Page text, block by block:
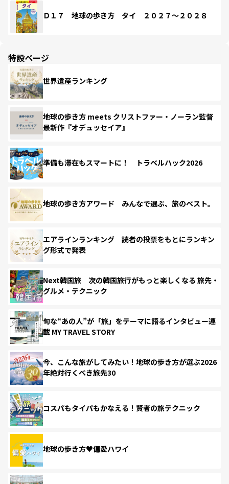
Ｄ１７ 地球の歩き方 タイ ２０２７～２０２８
特設ページ
世界遺産ランキング
地球の歩き方 meets クリストファー・ノーラン監督
最新作『オデュッセイア』
準備も滞在もスマートに！ トラベルハック2026
地球の歩き方アワード みんなで選ぶ、旅のベスト。
エアラインランキング 読者の投票をもとにランキン
グ形式で発表
Next韓国旅 次の韓国旅行がもっと楽しくなる 旅先・
グルメ・テクニック
旬な“あの人”が「旅」をテーマに語るインタビュー連
載 MY TRAVEL STORY
今、こんな旅がしてみたい！地球の歩き方が選ぶ2026
年絶対行くべき旅先30
コスパもタイパもかなえる！賢者の旅テクニック
地球の歩き方♥偏愛ハワイ